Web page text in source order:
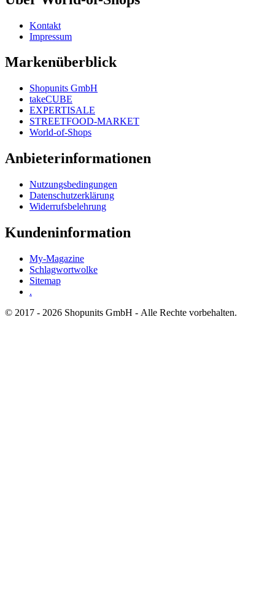
Kontakt
Impressum
Markenüberblick
Shopunits GmbH
takeCUBE
EXPERTISALE
STREETFOOD-MARKET
World-of-Shops
Anbieterinformationen
Nutzungsbedingungen
Datenschutzerklärung
Widerrufsbelehrung
Kundeninformation
My-Magazine
Schlagwortwolke
Sitemap
.
© 2017 - 2026 Shopunits GmbH - Alle Rechte vorbehalten.